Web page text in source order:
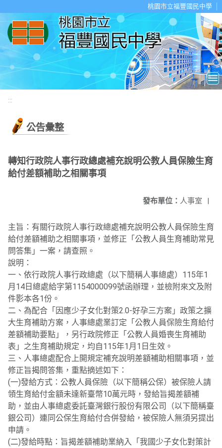
桃園市立福豐國民中學
:::
公告彙整
轉知行政院人事行政總處補充說明公教人員保險生育
給付差額補助之相關事項
發布單位： 人事室 |
主旨：有關行政院人事行政總處補充說明公教人員保險生育
給付差額補助之相關事項，並修正「公教人員生育補助常見
問答集」一案，請查照。
說明：
一、依行政院人事行政總處（以下簡稱人事總處）115年1
月14日總處給字第1154000099號函辦理，並檢附來文及附
件影本各1份。
二、為配合「因應少子女化對策2.0-好孕三方案」政策之擴
大生育補助方案，人事總處業訂定「公教人員保險生育給付
差額補助要點」，另行政院修正「公教人員婚喪生育補助
表」之生育補助規定，均自115年1月1日生效。
三、人事總處配合上開規定補充說明差額補助相關事項，並
修正旨揭問答集，重點摘述如下：
(一)發給方式：公教人員保險（以下簡稱公保）被保險人請
領生育給付金額未達新臺幣10萬元時，發給旨揭差額補
助，並由人事總處委託臺灣銀行股份有限公司（以下簡稱臺
銀公司）連同公保生育給付合併發給，被保險人無須另提出
申請。
(二)發給時點：旨揭差額補助業納入「我國少子女化對策計